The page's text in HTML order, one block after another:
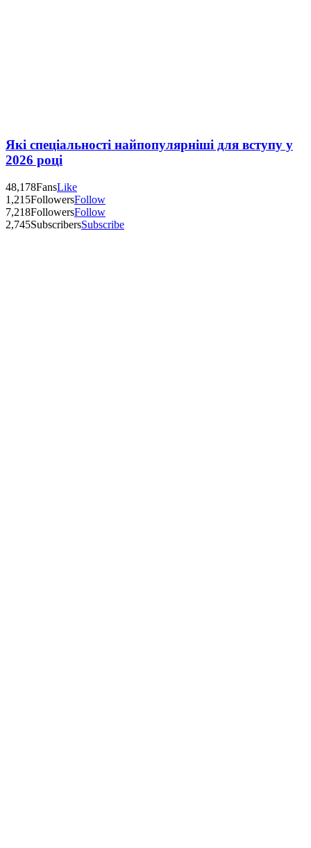
Які спеціальності найпопулярніші для вступу у
2026 році
48,178FansLike
1,215FollowersFollow
7,218FollowersFollow
2,745SubscribersSubscribe